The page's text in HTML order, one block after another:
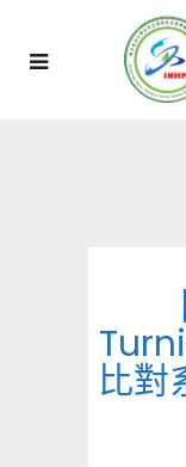
比對